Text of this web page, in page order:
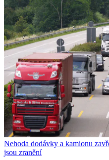
Nehoda dodávky a kamionu
jsou zranění